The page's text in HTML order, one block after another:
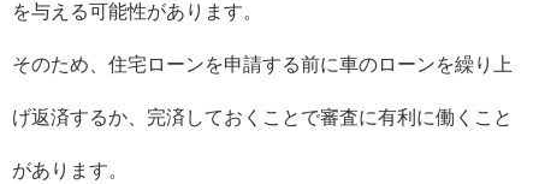
を与える可能性があります。
そのため、住宅ローンを申請する前に車のローンを繰り上
げ返済するか、完済しておくことで審査に有利に働くこと
があります。